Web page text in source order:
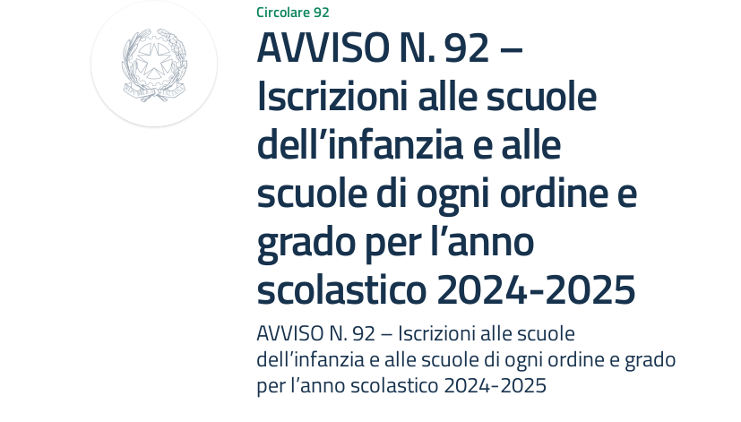
Circolare 92
AVVISO N. 92 –
Iscrizioni alle scuole
dell’infanzia e alle
scuole di ogni ordine e
grado per l’anno
scolastico 2024-2025
AVVISO N. 92 – Iscrizioni alle scuole
dell’infanzia e alle scuole di ogni ordine e grado
per l’anno scolastico 2024-2025